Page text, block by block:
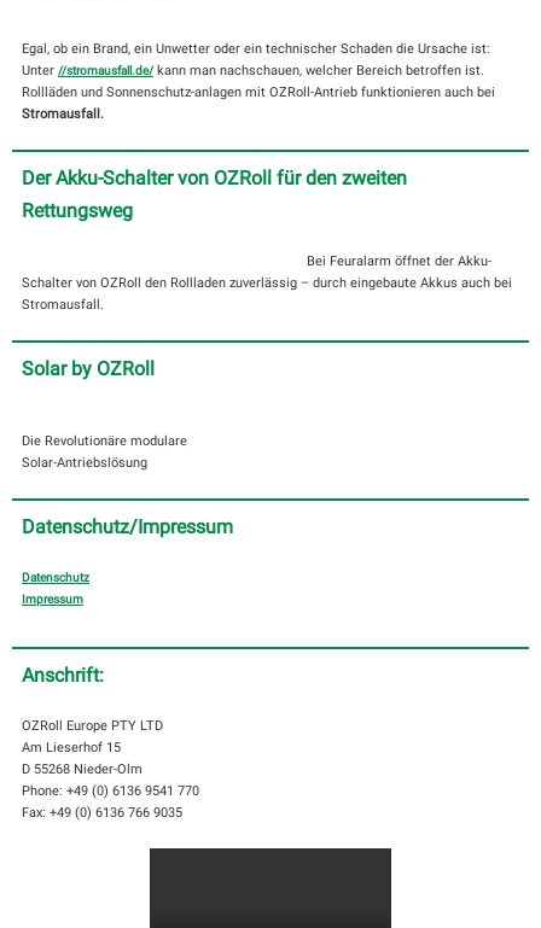
Egal, ob ein Brand, ein Unwetter oder ein technischer Schaden die Ursache ist:
Unter //stromausfall.de/kann man nachschauen, welcher Bereich betroffen ist.
Rollläden und Sonnenschutz-anlagen mit OZRoll-Antrieb funktionieren auch bei
Stromausfall.
Der Akku-Schalter von OZRoll für den zweiten
Rettungsweg
Bei Feuralarm öffnet der Akku-
Schalter von OZRoll den Rollladen zuverlässig – durch eingebaute Akkus auch bei
Stromausfall.
Solar by OZRoll
Die Revolutionäre modulare
Solar-Antriebslösung
Datenschutz/Impressum
Datenschutz
Impressum
Anschrift:
OZRoll Europe PTY LTD
Am Lieserhof 15
D 55268 Nieder-Olm
Phone: +49 (0) 6136 9541 770
Fax: +49 (0) 6136 766 9035